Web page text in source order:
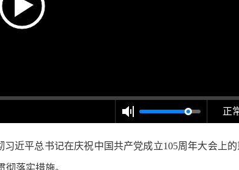
正
平总书记在庆祝中国共产党成立105周年大会上的